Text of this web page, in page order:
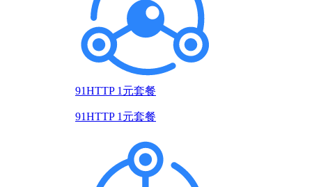
91HTTP 1元套餐
91HTTP 1元套餐